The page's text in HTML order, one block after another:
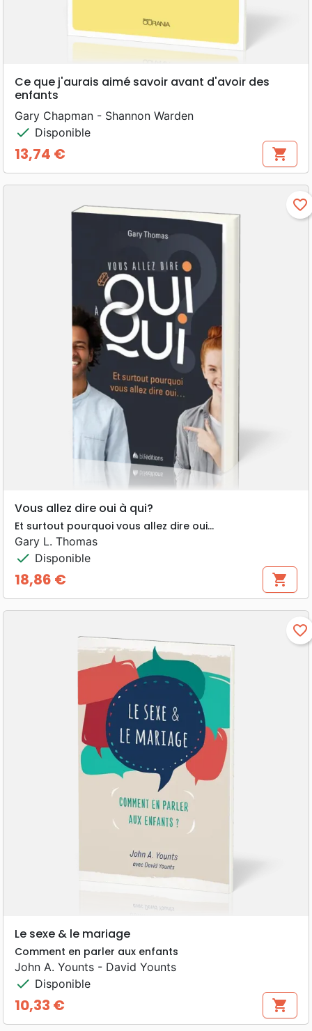
Ce que j'aurais aimé savoir avant d'avoir des
enfants
Gary Chapman - Shannon Warden
check Disponible
Prix
13,74 € shopping_cart
favorite_border
Vous allez dire oui à qui?
Et surtout pourquoi vous allez dire oui...
Gary L. Thomas
check Disponible
Prix
18,86 € shopping_cart
favorite_border
Le sexe & le mariage
Comment en parler aux enfants
John A. Younts - David Younts
check Disponible
Prix
10,33 € shopping_cart